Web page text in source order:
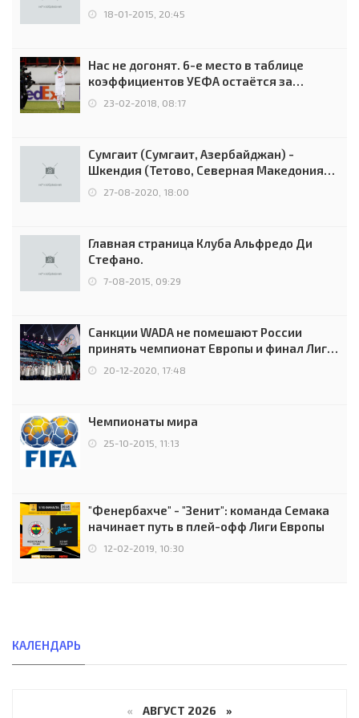
18-01-2015, 20:45
Нас не догонят. 6-е место в таблице
коэффициентов УЕФА остаётся за
Россией
23-02-2018, 08:17
Сумгаит (Сумгаит, Азербайджан) -
Шкендия (Тетово, Северная Македония) -
0:2 (0:0)
27-08-2020, 18:00
Главная страница Клуба Альфредо Ди
Стефано.
7-08-2015, 09:29
Санкции WADA не помешают России
принять чемпионат Европы и финал Лиги
чемпионов.
20-12-2020, 17:48
Чемпионаты мира
25-10-2015, 11:13
"Фенербахче" - "Зенит": команда Семака
начинает путь в плей-офф Лиги Европы
12-02-2019, 10:30
КАЛЕНДАРЬ
« АВГУСТ 2026 »